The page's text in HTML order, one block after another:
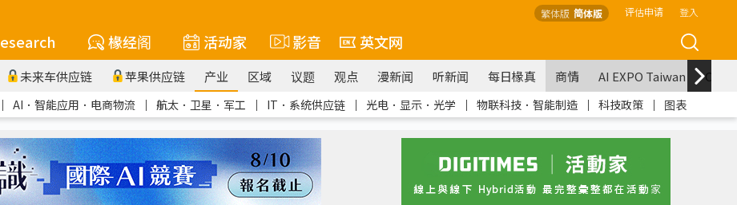
繁体版 简体版 评估申请 登入
椽经阁 活动家 影音 英文网
未来车供应链 苹果供应链 产业 区域 议题 观点 漫新闻 听新闻 每日椽真 商情 AI EXPO Taiwan
｜ AI．智能应用．电商物流 ｜ 航太．卫星．军工 ｜ IT．系统供应链 ｜ 光电．显示．光学 ｜ 物联科技．智能制造 ｜ 科技政策 ｜ 图表